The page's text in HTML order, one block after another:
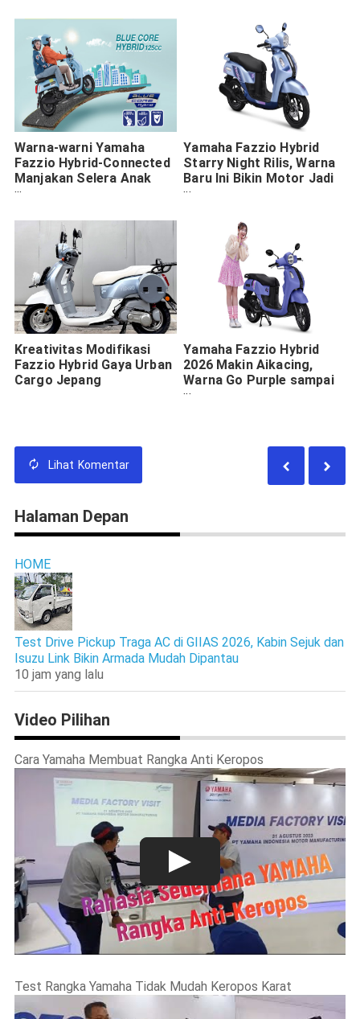
Warna-warni Yamaha
Fazzio Hybrid-Connected
Manjakan Selera Anak
Muda
Yamaha Fazzio Hybrid
Starry Night Rilis, Warna
Baru Ini Bikin Motor Jadi
Pusat Perhatian Anak
Kreativitas Modifikasi
Fazzio Hybrid Gaya Urban
Cargo Jepang
Yamaha Fazzio Hybrid
2026 Makin Aikacing,
Warna Go Purple sampai
Greenish Gray Bikin Gen Z
Lihat Komentar
Halaman Depan
HOME
Test Drive Pickup Traga AC di GIIAS 2026, Kabin Sejuk dan
Isuzu Link Bikin Armada Mudah Dipantau
10 jam yang lalu
Video Pilihan
Cara Yamaha Membuat Rangka Anti Keropos
Test Rangka Yamaha Tidak Mudah Keropos Karat